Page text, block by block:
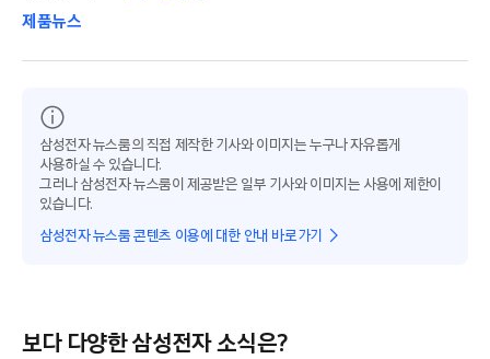
제품뉴스
삼성전자 뉴스룸의 직접 제작한 기사와 이미지는 누구나 자유롭게
사용하실 수 있습니다.
그러나 삼성전자 뉴스룸이 제공받은 일부 기사와 이미지는 사용에 제한이
있습니다.
삼성전자 뉴스룸 콘텐츠 이용에 대한 안내 바로가기
보다 다양한 삼성전자 소식은?